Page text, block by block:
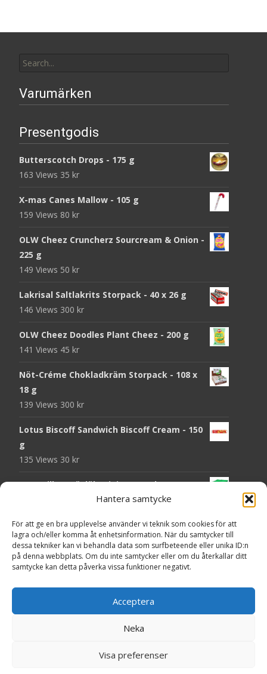
Hantera samtycke
För att ge en bra upplevelse använder vi teknik som cookies för att
lagra och/eller komma åt enhetsinformation. När du samtycker till
dessa tekniker kan vi behandla data som surfbeteende eller unika ID:n
på denna webbplats. Om du inte samtycker eller om du återkallar ditt
samtycke kan detta påverka vissa funktioner negativt.
Acceptera
Neka
Visa preferenser
for:
Varumärken
Presentgodis
Butterscotch Drops - 175 g
163 Views 35 kr
X-mas Canes Mallow - 105 g
159 Views 80 kr
OLW Cheez Cruncherz Sourcream & Onion -
225 g
149 Views 50 kr
Lakrisal Saltlakrits Storpack - 40 x 26 g
146 Views 300 kr
OLW Cheez Doodles Plant Cheez - 200 g
141 Views 45 kr
Nöt-Créme Chokladkräm Storpack - 108 x
18 g
139 Views 300 kr
Lotus Biscoff Sandwich Biscoff Cream - 150
g
135 Views 30 kr
OLW Dill & Gräslök Mini Storpack - 20 x 40 g
Pringles Hot Kickin' Sour Cream Chips - 160
g
130 Views50kr
Powered by WordPress, Themei-craftby TemplatesNext.